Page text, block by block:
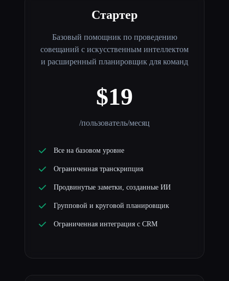
Стартер
Базовый помощник по проведению
совещаний с искусственным интеллектом
и расширенный планировщик для команд
$19
/пользователь/месяц
Все на базовом уровне
Ограниченная транскрипция
Продвинутые заметки, созданные ИИ
Групповой и круговой планировщик
Ограниченная интеграция с CRM